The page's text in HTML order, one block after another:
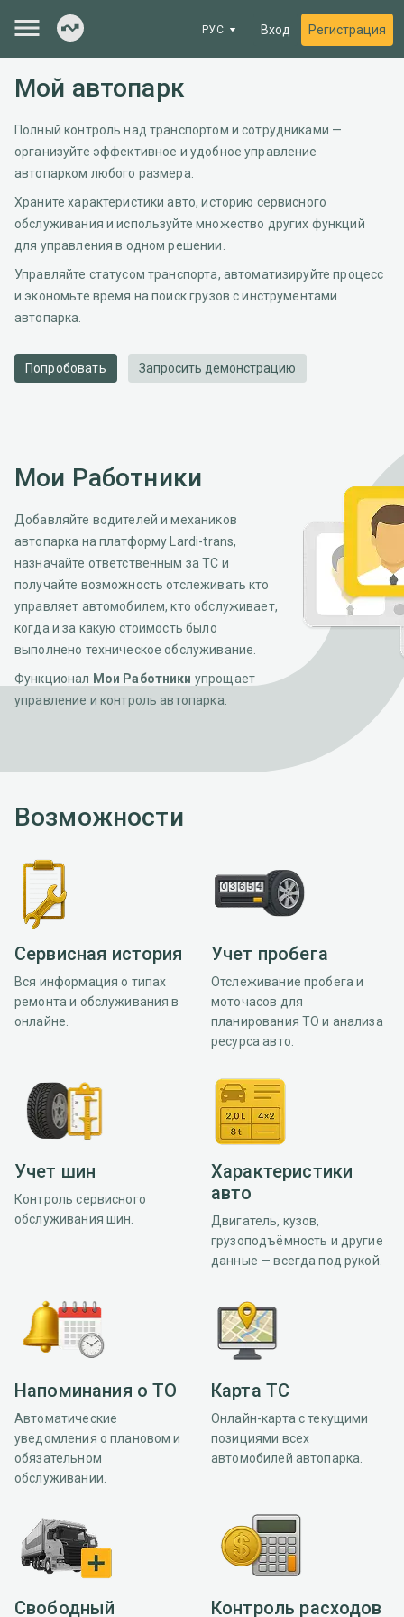
РУС Вход Регистрация
Мой автопарк
Полный контроль над транспортом и сотрудниками —
организуйте эффективное и удобное управление
автопарком любого размера.
Храните характеристики авто, историю сервисного
обслуживания и используйте множество других функций
для управления в одном решении.
Управляйте статусом транспорта, автоматизируйте процесс
и экономьте время на поиск грузов с инструментами
автопарка.
Попробовать Запросить демонстрацию
Мои Работники
Добавляйте водителей и механиков
автопарка на платформу Lardi-trans,
назначайте ответственным за ТС и
получайте возможность отслеживать кто
управляет автомобилем, кто обслуживает,
когда и за какую стоимость было
выполнено техническое обслуживание.
Функционал Мои Работники упрощает
управление и контроль автопарка.
Возможности
Сервисная история
Вся информация о типах
ремонта и обслуживания в
онлайне.
Учет пробега
Отслеживание пробега и
моточасов для
планирования ТО и анализа
ресурса авто.
Учет шин
Контроль сервисного
обслуживания шин.
Характеристики
авто
Двигатель, кузов,
грузоподъёмность и другие
данные — всегда под рукой.
Напоминания о ТО
Автоматические
уведомления о плановом и
обязательном
обслуживании.
Карта ТС
Онлайн-карта с текущими
позициями всех
автомобилей автопарка.
Свободный Контроль расходов